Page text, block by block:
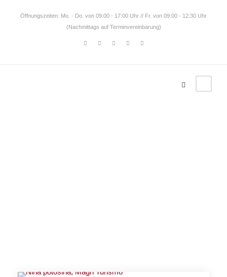
Öffnungszeiten: Mo. - Do. von 09:00 - 17:00 Uhr // Fr. von 09:00 - 12:30 Uhr
(Nachmittags auf Terminvereinbarung)